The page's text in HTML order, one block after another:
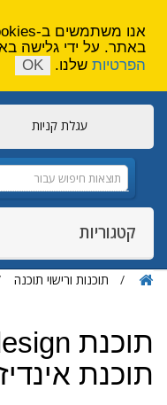
עגלת קניות
קטגוריות
תוכנות ורישוי תוכנה
תוכנת
באתר. על ידי גלישה
הפרטיות שלנו. OK